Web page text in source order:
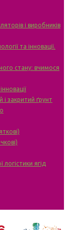
і виробників
та інновації.
стану: вчимося
і закритий ґрунт
ягід